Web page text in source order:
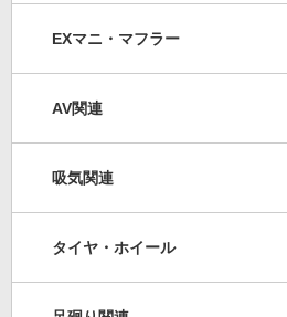
EXマニ・マフラー
AV関連
吸気関連
タイヤ・ホイール